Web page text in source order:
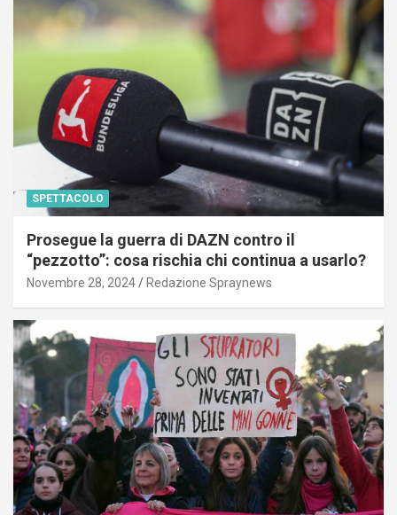
SPETTACOLO
Prosegue la guerra di DAZN contro il
“pezzotto”: cosa rischia chi continua a usarlo?
Novembre 28, 2024 Redazione Spraynews